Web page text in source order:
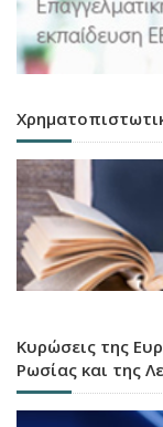
Κυρώσεις της
Ρωσίας και της